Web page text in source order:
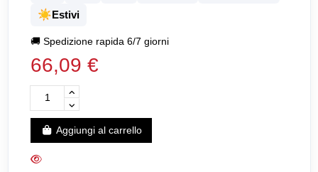
☀️Estivi
🚚Spedizione rapida 6/7 giorni
66,09 €
Aggiungi al carrello